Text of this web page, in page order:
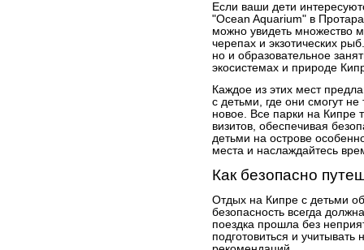
Если ваши дети
"Ocean Aquarium" в
можно увидеть множество
черепах и экзотических
но и образовательное
экосистемах и природе
Каждое из этих мест
с детьми, где они смогут не
новое. Все парки на Кипре
визитов, обеспечивая
детьми на острове
места и наслаждайтесь
Как безопасно
Отдых на Кипре с детьми
безопасность всегда
поездка прошла без
подготовиться и